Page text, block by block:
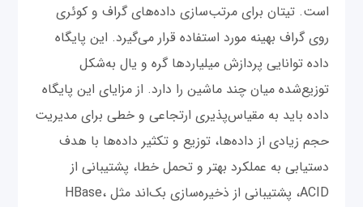
است. تیتان برای مرتب‌سازی داده‌های گراف و کوئری
روی گراف بهینه مورد استفاده قرار می‌گیرد. این پایگاه
داده توانایی پردازش میلیاردها گره و یال به‌شکل
توزیع‌شده میان چند ماشین را دارد. از مزایای این پایگاه
داده باید به مقیاس‌پذیری ارتجاعی و خطی برای مدیریت
حجم زیادی از داده‌ها، توزیع و تکثیر داده‌ها با هدف
دستیابی به عملکرد بهتر و تحمل خطا، پشتیبانی از
ACID، پشتیبانی از ذخیره‌سازی بک‌اند مثل HBase،